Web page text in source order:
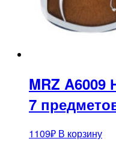
MRZ
7
1109₽ В корзину